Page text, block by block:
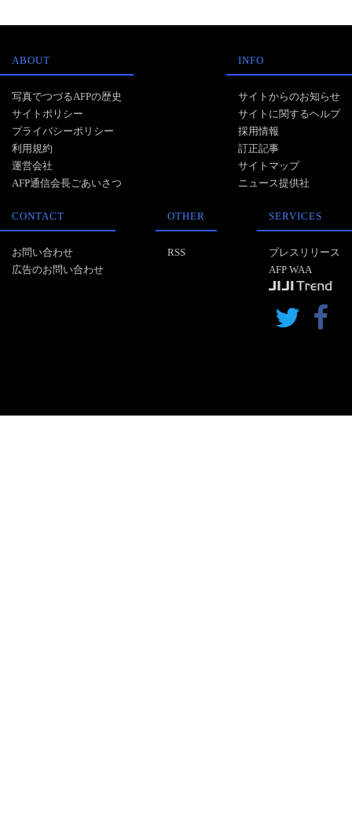
ABOUT
写真でつづるAFPの歴史
サイトポリシー
プライバシーポリシー
利用規約
運営会社
AFP通信会長ごあいさつ
INFO
サイトからのお知らせ
サイトに関するヘルプ
採用情報
訂正記事
サイトマップ
ニュース提供社
CONTACT
お問い合わせ
広告のお問い合わせ
OTHER
RSS
SERVICES
プレスリリース
AFP WAA